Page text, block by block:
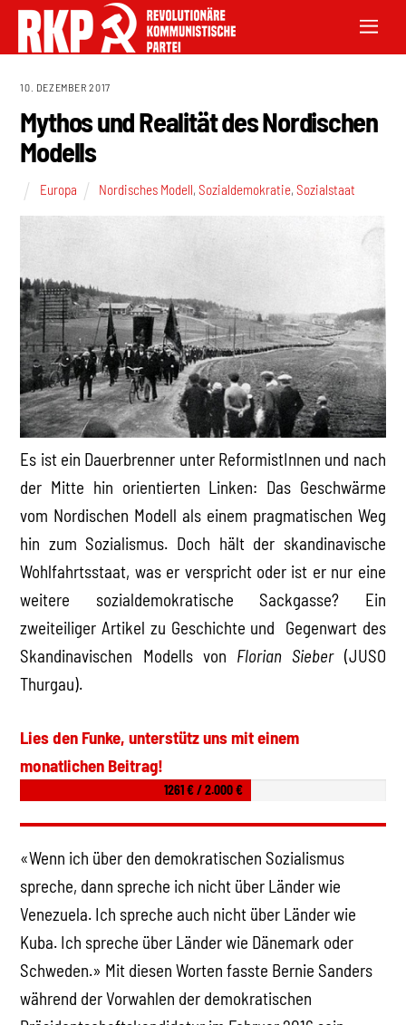
10. DEZEMBER 2017
Mythos und Realität des Nordischen
Modells
Europa Nordisches Modell,Sozialdemokratie,Sozialstaat
Es ist ein Dauerbrenner unter ReformistInnen und nach
der Mitte hin orientierten Linken: Das Geschwärme
vom Nordischen Modell als einem pragmatischen Weg
hin zum Sozialismus. Doch hält der skandinavische
Wohlfahrtsstaat, was er verspricht oder ist er nur eine
weitere sozialdemokratische Sackgasse? Ein
zweiteiliger Artikel zu Geschichte und Gegenwart des
Skandinavischen Modells von Florian Sieber(JUSO
Thurgau).
Lies den Funke, unterstütz uns mit einem
monatlichen Beitrag!
1261 € / 2.000 €
«Wenn ich über den demokratischen Sozialismus
spreche, dann spreche ich nicht über Länder wie
Venezuela. Ich spreche auch nicht über Länder wie
Kuba. Ich spreche über Länder wie Dänemark oder
Schweden.» Mit diesen Worten fasste Bernie Sanders
während der Vorwahlen der demokratischen